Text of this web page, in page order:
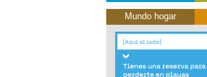
Mundo hogar